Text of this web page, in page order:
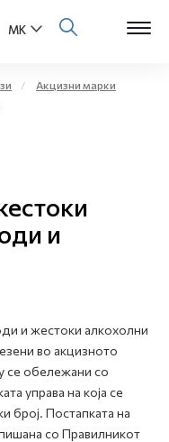
Акцизни марки
и
и жестоки алкохолни
во акцизното
се обележани со
управа на која се
број. Постапката на
со Правилникот